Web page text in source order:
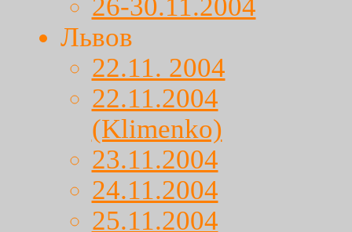
26-30.11.2004
Львов
22.11. 2004
22.11.2004
(Klimenko)
23.11.2004
24.11.2004
25.11.2004